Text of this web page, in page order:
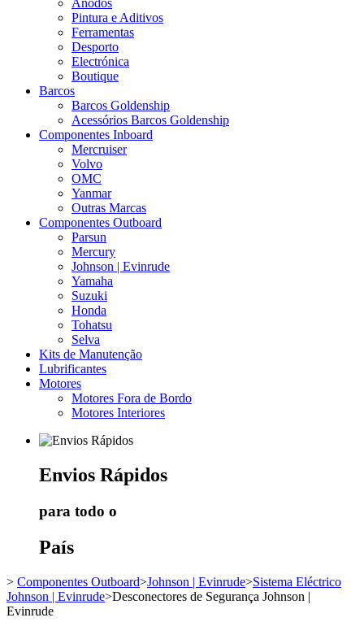
Anodos
Pintura e Aditivos
Ferramentas
Desporto
Electrónica
Boutique
Barcos
Barcos Goldenship
Acessórios Barcos Goldenship
Componentes Inboard
Mercruiser
Volvo
OMC
Yanmar
Outras Marcas
Componentes Outboard
Parsun
Mercury
Johnson | Evinrude
Yamaha
Suzuki
Honda
Tohatsu
Selva
Kits de Manutenção
Lubrificantes
Motores
Motores Fora de Bordo
Motores Interiores
Envios Rápidos
para todo o
País
> Componentes Outboard>Johnson | Evinrude>Sistema Eléctrico
Johnson | Evinrude>Desconectores de Segurança Johnson |
Evinrude